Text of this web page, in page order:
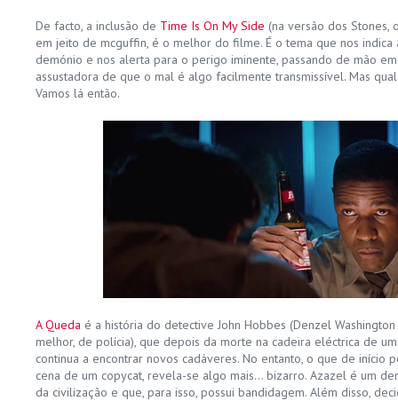
De facto, a inclusão de Time Is On My Side (na versão dos Stones,
em jeito de mcguffin, é o melhor do filme. É o tema que nos indica
demónio e nos alerta para o perigo iminente, passando de mão
assustadora de que o mal é algo facilmente transmissível. Mas
Vamos lá então.
A Queda é a história do detective John Hobbes (Denzel
melhor, de polícia), que depois da morte na cadeira eléctrica de
continua a encontrar novos cadáveres. No entanto, o que de início
cena de um copycat, revela-se algo mais… bizarro. Azazel é um
da civilização e que, para isso, possui bandidagem. Além disso,